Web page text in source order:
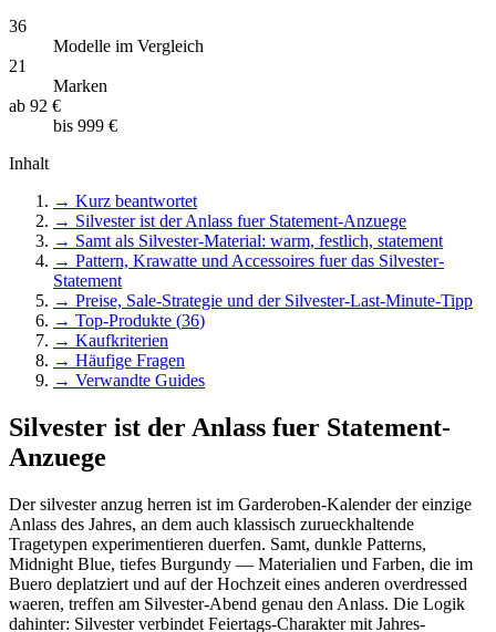
36
Modelle im Vergleich
21
Marken
ab 92 €
bis 999 €
Inhalt
→ Kurz beantwortet
→ Silvester ist der Anlass fuer Statement-Anzuege
→ Samt als Silvester-Material: warm, festlich, statement
→ Pattern, Krawatte und Accessoires fuer das Silvester-
Statement
→ Preise, Sale-Strategie und der Silvester-Last-Minute-Tipp
→ Top-Produkte (36)
→ Kaufkriterien
→ Häufige Fragen
→ Verwandte Guides
Silvester ist der Anlass fuer Statement-
Anzuege
Der silvester anzug herren ist im Garderoben-Kalender der einzige
Anlass des Jahres, an dem auch klassisch zurueckhaltende
Tragetypen experimentieren duerfen. Samt, dunkle Patterns,
Midnight Blue, tiefes Burgundy — Materialien und Farben, die im
Buero deplatziert und auf der Hochzeit eines anderen overdressed
waeren, treffen am Silvester-Abend genau den Anlass. Die Logik
dahinter: Silvester verbindet Feiertags-Charakter mit Jahres-